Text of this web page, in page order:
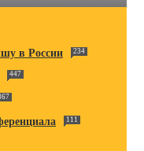
в России 234
447
111